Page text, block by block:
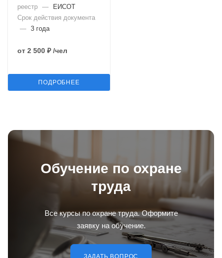
реестр —
ЕИСОТ
Срок действия документа
— 3 года
от 2 500 ₽ /чел
ПОДРОБНЕЕ
Обучение по охране
труда
Все курсы по охране труда. Оформите
заявку на обучение.
ЗАДАТЬ ВОПРОС